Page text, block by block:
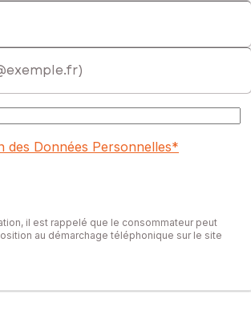
des Données Personnelles*
il est rappelé que le consommateur peut
au démarchage téléphonique sur le site